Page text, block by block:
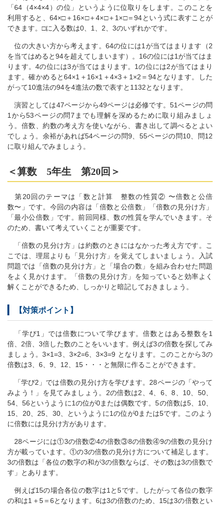
「64（4×4×4）の位」というように位取りをします。このことを
利用すると、64×□＋16×□＋4×□＋1×□＝94という式に表すことが
できます。□に入る数は0、1、2、3のいずれかです。
位の大きい方から考えます。64の位には1が当てはまります（2
を当てはめると94を超えてしまいます）。16の位には1が当てはま
ります。4の位には3が当てはまります。1の位には2が当てはまり
ます。確かめると64×1＋16×1＋4×3＋1×2＝94となります。した
がって10進法の94を4進法の数で表すと1132となります。
演習としては47ページから49ページは必修です。51ページの問
1から53ページの問7までも理解を深めるために取り組みましょ
う。倍数、約数の考え方を使いながら、書き出して調べるとよい
でしょう。余裕があれば54ページの問9、55ページの問10、問12
に取り組んでみましょう。
＜算数 5年生 第20回＞
第20回のテーマは「数と計算 整数の性質② 〜倍数と公倍
数〜」です。今回の内容は「倍数と公倍数」「倍数の見分け方」
「最小公倍数」です。前回同様、数の性質を学んでいきます。そ
のため、書いて考えていくことが重要です。
「倍数の見分け方」は約数のときにはなかった考え方です。こ
こでは、理屈よりも「見分け方」を覚えてしまいましょう。入試
問題では「倍数の見分け方」と「場合の数」を組み合わせた問題
をよく見かけます。「倍数の見分け方」を知っていると効率よく
解くことができるため、しっかりと暗記しておきましょう。
【対策ポイント】
「学び1」では倍数について学びます。倍数とはある整数を1
倍、2倍、3倍した数のことをいいます。例えば3の倍数を探してみ
ましょう。3×1=3、3×2=6、3×3=9 となります。このことから3の
倍数は3、6、9、12、15・・・と無限に作ることができます。
「学び2」では倍数の見分け方を学びます。28ページの「やって
みよう！」を見てみましょう。2の倍数は2、4、6、8、10、50、
54、56というように1の位が0または偶数です。5の倍数は5、10、
15、20、25、30、というように1の位が0または5です。このよう
に倍数には見分け方があります。
28ページには①3の倍数②4の倍数③8の倍数④9の倍数の見分け
方が載っています。①の3の倍数の見分け方について補足します。
3の倍数は「各位の数字の和が3の倍数ならば、その数は3の倍数で
す」とあります。
例えば15の場合各位の数字は1と5です。したがって各位の数字
の和は1＋5＝6となります。6は3の倍数のため、15は3の倍数とい